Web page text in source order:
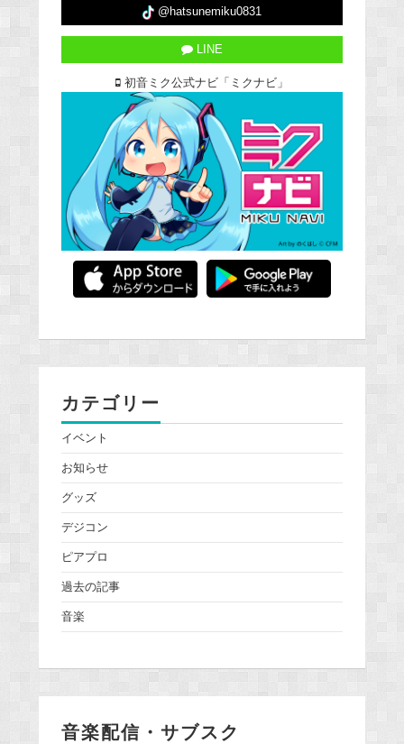
@hatsunemiku0831
LINE
初音ミク公式ナビ「ミクナビ」
カテゴリー
イベント
お知らせ
グッズ
デジコン
ピアプロ
過去の記事
音楽
音楽配信・サブスク